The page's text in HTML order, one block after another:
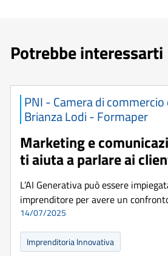
Potrebbe interessarti
PNI - Camera di
Brianza Lodi - Formaper
Marketing e
ti aiuta a parlare ai
L’AI Generativa può essere
imprenditore per avere un
14/07/2025
Imprenditoria Innovativa